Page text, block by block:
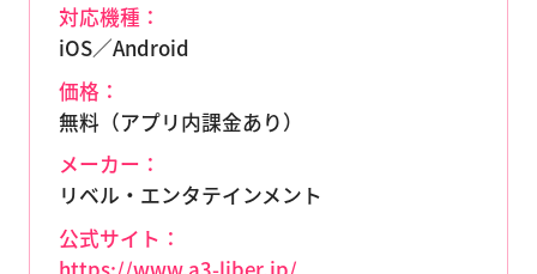
対応機種：
iOS／Android
価格：
無料（アプリ内課金あり）
メーカー：
リベル・エンタテインメント
公式サイト：